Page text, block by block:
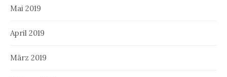
Mai 2019
April 2019
März 2019